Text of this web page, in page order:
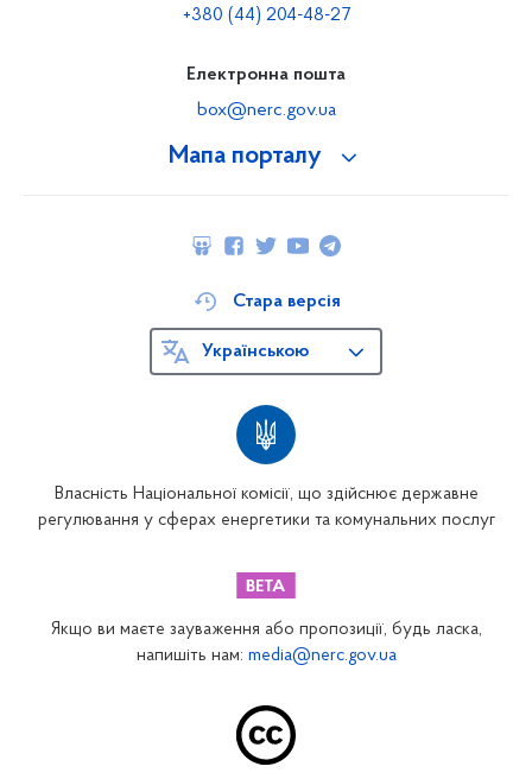
Мапа порталу
+380 (44) 204-48-27
Електронна пошта
box@nerc.gov.ua
Власність Національної комісії, що здійснює державне
регулювання у сферах енергетики та комунальних послуг
Стара версія
Українською
Якщо ви маєте зауваження або пропозиції, будь ласка,
напишіть нам: media@nerc.gov.ua